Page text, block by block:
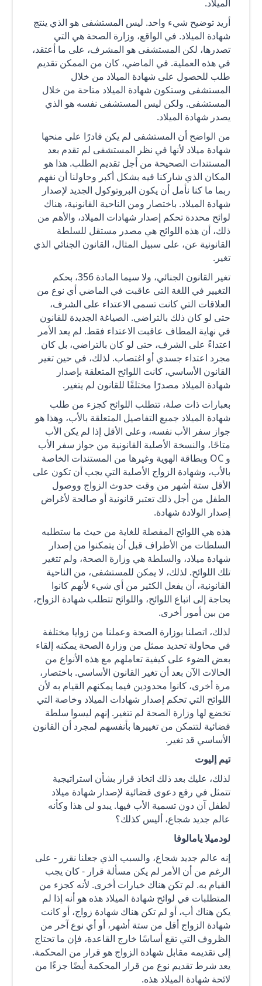
الميلاد.
أريد توضيح شيء واحد. ليس المستشفى هو الذي ينتج
شهادة الميلاد. في الواقع، وزارة الصحة هي التي
تصدرها، لكن المستشفى هو المشرف، على ما أعتقد،
في هذه العملية. في الماضي، كان من الممكن تقديم
طلب للحصول على شهادة الميلاد من خلال
المستشفى وستكون شهادة الميلاد متاحة من خلال
المستشفى. ولكن ليس المستشفى نفسه هو الذي
يصدر شهادة الميلاد.
من الواضح أن المستشفى لم يكن قادرًا على منحها
شهادة ميلاد لأنها في نظر المستشفى لم تقدم بعد
المستندات الصحيحة من أجل تقديم الطلب. هذا هو
المكان الذي شاركنا فيه بشكل أكبر وحاولنا أن نفهم
ربما ما كنا نأمل أن يكون البروتوكول الجديد لإصدار
شهادة الميلاد. باختصار ومن الناحية القانونية، هناك
لوائح محددة تحكم إصدار شهادات الميلاد، والأهم من
ذلك، أن هذه اللوائح هي مصدر مستقل للسلطة
القانونية عن، على سبيل المثال، القانون الجنائي الذي
تغير.
تغير القانون الجنائي، ولا سيما المادة 356، بحكم
التغيير في اللغة التي عاقبت في الماضي أي نوع من
العلاقات التي كانت تسمى الاعتداء على الشرف،
حتى لو كان ذلك بالتراضي. الصياغة الجديدة للقانون
في نهاية المطاف عاقبت الاعتداء فقط. لم يعد الأمر
اعتداءً على الشرف، حتى لو كان بالتراضي، بل كان
مجرد اعتداء جسدي أو اغتصاب. لذلك، في حين تغير
القانون الأساسي، كانت اللوائح المتعلقة بإصدار
شهادة الميلاد مصدرًا مختلفًا للقانون لم يتغير.
بعبارات ذات صلة، تتطلب اللوائح كجزء من طلب
شهادة الميلاد جميع التفاصيل المتعلقة بالأب، وهذا هو
جواز سفر الأب نفسه، وعلى الأقل إذا لم يكن الأب
متاحًا، والنسخة الأصلية القانونية من جواز سفر الأب
و OC وبطاقة الهوية وغيرها من المستندات الخاصة
بالأب، وشهادة الزواج الأصلية التي يجب أن تكون على
الأقل ستة أشهر من وقت حدوث الزواج ووصول
الطفل من أجل ذلك تعتبر قانونية أو صالحة لأغراض
إصدار الولادة شهادة.
هذه هي اللوائح المفصلة للغاية من حيث ما ستطلبه
السلطات من الأطراف قبل أن يتمكنوا من إصدار
شهادة ميلاد، والسلطة هي وزارة الصحة، ولم تتغير
تلك اللوائح. لذلك، لا يمكن للمستشفى، من الناحية
القانونية، أن يفعل الكثير من أي شيء لأنهم كانوا
بحاجة إلى اتباع اللوائح، واللوائح تتطلب شهادة الزواج،
من بين أمور أخرى.
لذلك، اتصلنا بوزارة الصحة وعملنا من زوايا مختلفة
في محاولة تحديد ممثل من وزارة الصحة يمكنه إلقاء
بعض الضوء على كيفية تعاملهم مع هذه الأنواع من
الحالات الآن بعد أن تغير القانون الأساسي. باختصار،
مرة أخرى، كانوا محدودين فيما يمكنهم القيام به لأن
اللوائح التي تحكم إصدار شهادات الميلاد وخاصة التي
تخضع لها وزارة الصحة لم تتغير. إنهم ليسوا سلطة
قضائية لتتمكن من تغييرها بأنفسهم لمجرد أن القانون
الأساسي قد تغير.
تيم إليوت
لذلك، عليك بعد ذلك اتخاذ قرار بشأن استراتيجية
تتمثل في رفع دعوى قضائية لإصدار شهادة ميلاد
لطفل آن دون تسمية الأب فيها. يبدو لي هذا وكأنه
عالم جديد شجاع، أليس كذلك؟
لودميلا يامالوفا
إنه عالم جديد شجاع، والسبب الذي جعلنا نقرر - على
الرغم من أن الأمر لم يكن مسألة قرار - كان يجب
القيام به. لم تكن هناك خيارات أخرى. لأنه كجزء من
المتطلبات في لوائح شهادة الميلاد هذه هو أنه إذا لم
يكن هناك أب، أو لم تكن هناك شهادة زواج، أو كانت
شهادة الزواج أقل من ستة أشهر، أو أي نوع آخر من
الظروف التي تقع أساسًا خارج القاعدة، فإن ما تحتاج
إلى تقديمه مقابل شهادة الزواج هو قرار من المحكمة.
يعد شرط تقديم نوع من قرار المحكمة أيضًا جزءًا من
لائحة شهادة الميلاد هذه.